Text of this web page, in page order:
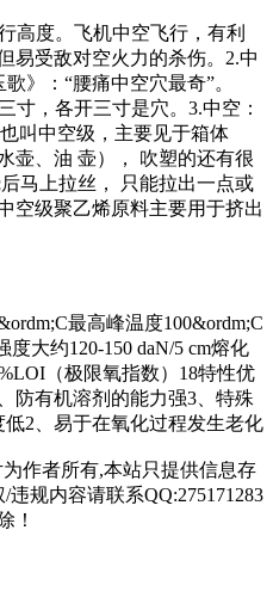
高度。飞机中空飞行，有利
易受敌对空火力的杀伤。2.中
》：“腰痛中空穴最奇”。
寸，各开三寸是穴。3.中空：
叫中空级，主要见于箱体
壶、油 壶）， 吹塑的还有很
马上拉丝， 只能拉出一点或
空级聚乙烯原料主要用于挤出
最高峰温度100&ordm;C
度大约120-150 daN/5 cm熔化
（极限氧指数）18特性优
防有机溶剂的能力强3、特殊
2、易于在氧化过程发生老化
作者所有,本站只提供信息存
规内容请联系QQ:275171283
！